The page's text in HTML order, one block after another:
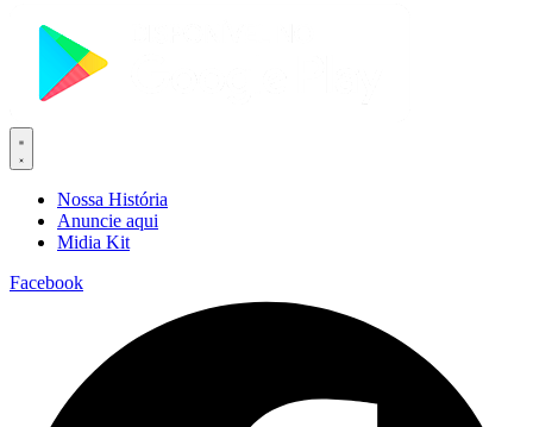
Nossa História
Anuncie aqui
Midia Kit
Facebook